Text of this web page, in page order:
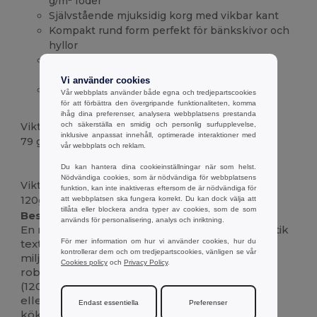
Självstående mjuksidig korg med vikbar kant
Kompakt rund form perfekt för bänkskivor och
hyllor
krukväxt för krukväxter
Lätt,återanvändbaroch lätt att platta till för
förvaring
Vikt
79 g.
Högt lager
Vikt
120g/m²
Beskrivning :
En mångsidig förvaringskorg som blandar rustik
textur med mjukt tyg för en enkelt snygg,
miljövänlig organisatör. Den är tillverkad av
robust jute (260 g/m²) och
(120 g/m²) och står snyggt på diskar, skrivbord
eller hyllor för att samla toalettartiklar,
Vi använder cookies
Vår webbplats använder både egna och tredjepartscookies
för att förbättra den övergripande funktionaliteten, komma
ihåg dina preferenser, analysera webbplatsens prestanda
och säkerställa en smidig och personlig surfupplevelse,
inklusive anpassat innehåll, optimerade interaktioner med
vår webbplats och reklam.
Du kan hantera dina cookieinställningar när som helst.
Nödvändiga cookies, som är nödvändiga för webbplatsens
funktion, kan inte inaktiveras eftersom de är nödvändiga för
att webbplatsen ska fungera korrekt. Du kan dock välja att
tillåta eller blockera andra typer av cookies, som de som
används för personalisering, analys och inriktning.
För mer information om hur vi använder cookies, hur du
kontrollerar dem och om tredjepartscookies, vänligen se vår
Cookies policy och Privacy Policy.
Endast essentiella Preferenser